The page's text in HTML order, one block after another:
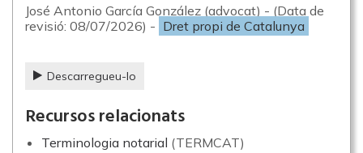
José Antonio García González (advocat) - (Data de
revisió: 08/07/2026) - Dret propi de Catalunya
Descarregueu-lo
Recursos relacionats
Terminologia notarial (TERMCAT)